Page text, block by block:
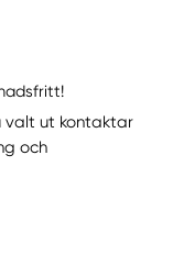
valt ut kontaktar
och